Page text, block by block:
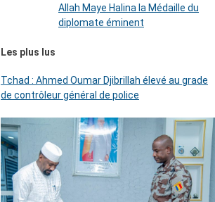
Allah Maye Halina la Médaille du
diplomate éminent
Les plus lus
Tchad : Ahmed Oumar Djibrillah élevé au grade
de contrôleur général de police